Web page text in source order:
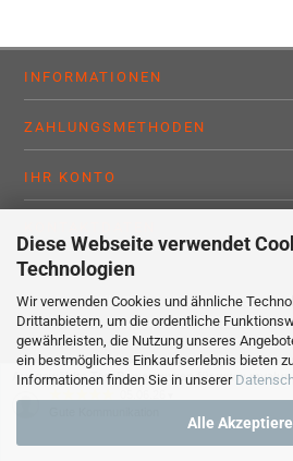
Diese Webseite verwendet
Technologien
Wir verwenden Cookies und ähnliche
Drittanbietern, um die ordentliche
gewährleisten, die Nutzung unseres
ein bestmögliches Einkaufserlebnis bieten
Informationen finden Sie in unserer
Alle
INFORMATIONEN
ZAHLUNGSMETHODEN
IHR KONTO
Alle Preise sind inkl. MwSt.,
myaluprofil – Willkommen
Webshop erstellenmit
Ausgewählte Top-Bewertungen für